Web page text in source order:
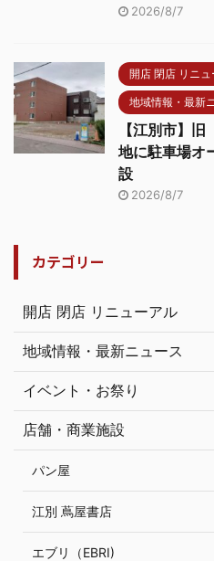
2026/8/7
開店 閉店 リニ
地域情報・最新
【江別市】
地に駐車場オ
設
2026/8/7
カテゴリー
開店 閉店 リニューアル
地域情報・最新ニュース
イベント・お祭り
店舗・商業施設
パン屋
江別 蔦屋書店
エブリ（EBRI)